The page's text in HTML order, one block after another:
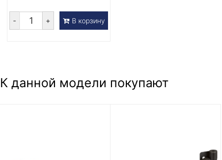
- + В корзину
К данной модели покупают